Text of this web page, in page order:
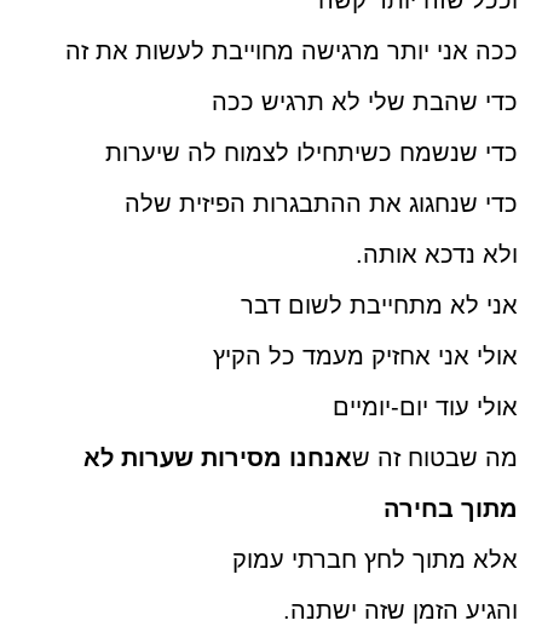
ככה אני יותר מרגישה מחוייבת לעשות את זה
כדי שהבת שלי לא תרגיש ככה
כדי שנשמח כשיתחילו לצמוח לה שיערות
כדי שנחגוג את ההתבגרות הפיזית שלה
ולא נדכא אותה.
אני לא מתחייבת לשום דבר
אולי אני אחזיק מעמד כל הקיץ
אולי עוד יום-יומיים
מה שבטוח זה שאנחנו מסירות שערות לא
מתוך בחירה
אלא מתוך לחץ חברתי עמוק
והגיע הזמן שזה ישתנה.